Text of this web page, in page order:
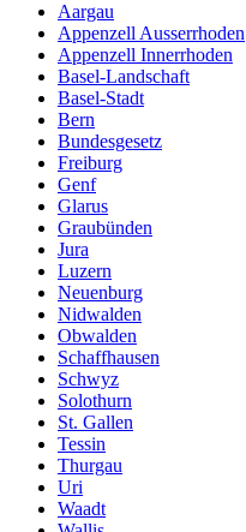
Aargau
Appenzell Ausserrhoden
Appenzell Innerrhoden
Basel-Landschaft
Basel-Stadt
Bern
Bundesgesetz
Freiburg
Genf
Glarus
Graubünden
Jura
Luzern
Neuenburg
Nidwalden
Obwalden
Schaffhausen
Schwyz
Solothurn
St. Gallen
Tessin
Thurgau
Uri
Waadt